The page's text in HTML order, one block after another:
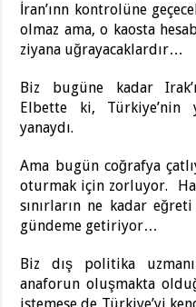
İran’ınn kontrolüne
olmaz ama, o kaosta
ziyana uğrayacaklardır…
Biz bugüne kadar
Elbette ki,
yanaydı.
Ama bugün coğrafya
oturmak için zorluyor.
sınırların ne kadar
gündeme getiriyor…
Biz dış politika
anaforun oluşmakta